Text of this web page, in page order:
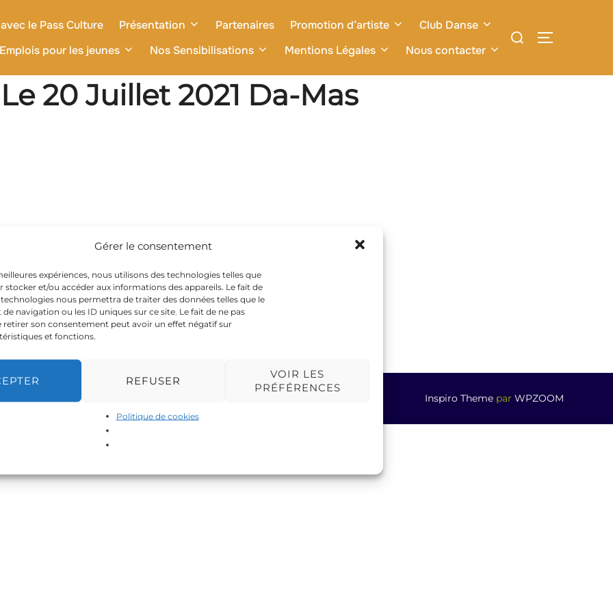
Gérer le consentement
expériences, nous utilisons des technologies telles que
stocker et/ou accéder aux informations des appareils. Le fait de
nous permettra de traiter des données telles que le
navigation ou les ID uniques sur ce site. Le fait de ne pas
retirer son consentement peut avoir un effet négatif sur
et fonctions.
REFUSER
VOIR LES
PRÉFÉRENCES
Politique de cookies
le Pass Culture Présentation Partenaires Promotion d’artiste
Club Danse
pour les jeunes
Nos Sensibilisations Mentions Légales Nous contacter
20 Juillet 2021 Da-Mas
Inspiro Theme par WPZOOM